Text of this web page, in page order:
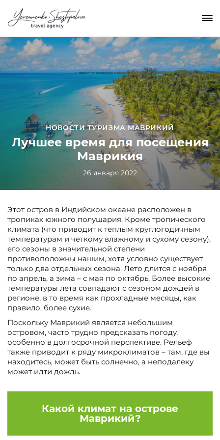
НОВОСТИ ТУРИЗМА МАВРИКИЙ
Лучшее время для посещения
Маврикия
26 января 2022
Этот остров в Индийском океане расположен в
тропиках южного полушария. Кроме тропического
климата (что приводит к теплым круглогодичным
температурам и четкому влажному и сухому сезону),
его сезоны в значительной степени
противоположны нашим, хотя условно существует
только два отдельных сезона. Лето длится с ноября
по апрель, а зима – с мая по октябрь. Более высокие
температуры лета совпадают с сезоном дождей в
регионе, в то время как прохладные месяцы, как
правило, более сухие.
Поскольку Маврикий является небольшим
островом, часто трудно предсказать погоду,
особенно в долгосрочной перспективе. Рельеф
также приводит к ряду микроклиматов – там, где вы
находитесь, может быть солнечно, а неподалеку
может идти дождь.
Какой климат на острове
Маврикий?